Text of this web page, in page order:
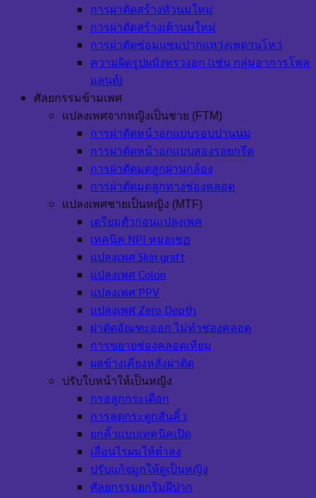
การผ่าตัดสร้างหัวนมใหม่
การผ่าตัดสร้างเต้านมใหม่
การผ่าตัดซ่อมแซมปากแหว่งเพดานโหว่
ความผิดรูปผนังทรวงอก (เช่น กลุ่มอาการโพล
แลนด์)
ศัลยกรรมข้ามเพศ
แปลงเพศจากหญิงเป็นชาย (FTM)
การผ่าตัดหน้าอกแบบรอบปานนม
การผ่าตัดหน้าอกแบบสองรอยกรีด
การผ่าตัดมดลูกผ่านกล้อง
การผ่าตัดมดลูกทางช่องคลอด
แปลงเพศชายเป็นหญิง (MTF)
เตรียมตัวก่อนแปลงเพศ
เทคนิค NPI หมอเชฏ
แปลงเพศ Skin graft
แปลงเพศ Colon
แปลงเพศ PPV
แปลงเพศ Zero Depth
ผ่าตัดอัณฑะออก ไม่ทำช่องคลอด
การขยายช่องคลอดเทียม
ผลข้างเคียงหลังผ่าตัด
ปรับใบหน้าให้เป็นหญิง
กรอลูกกระเดือก
การลดกระดูกสันคิ้ว
ยกคิ้วแบบเทคนิคเปิด
เลื่อนไรผมให้ต่ำลง
ปรับแก้จมูกให้ดูเป็นหญิง
ศัลยกรรมยกริมฝีปาก